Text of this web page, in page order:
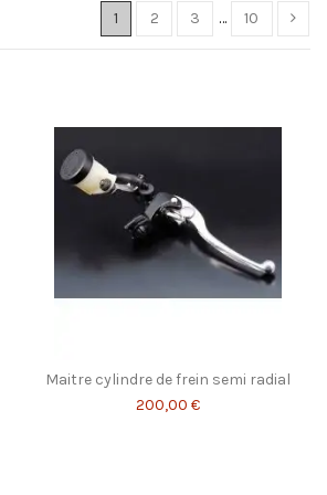
1 2 3 … 10
Maitre cylindre de frein semi radial
200,00 €